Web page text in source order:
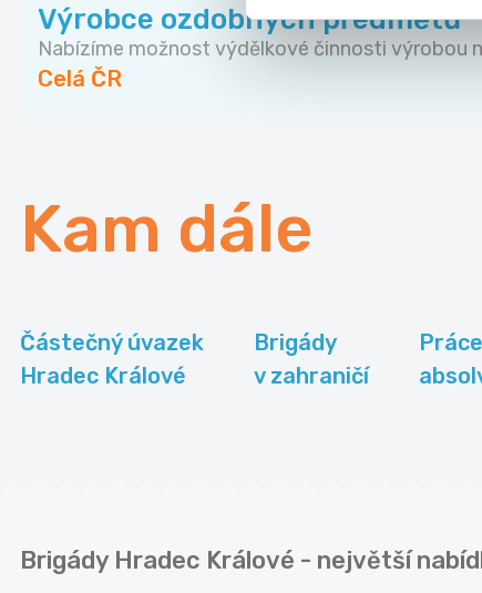
Výrobce ozdobných předmětů
Nabízíme možnost výdělkové činnosti výrobou
Celá ČR
Kam dále
Částečný úvazek
Hradec Králové
Brigády
v zahraničí
Brigády Hradec Králové - největší